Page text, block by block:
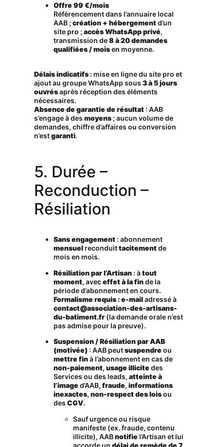
Offre 99 €/mois
Référencement dans l’annuaire local
AAB ;création + hébergementd’un
site pro ;accès WhatsApp privé,
transmission de8 à 20 demandes
qualifiées / moisen moyenne.
Délais indicatifs : mise en ligne du site pro et
ajout au groupe WhatsApp sous3 à 5 jours
ouvrésaprès réception des éléments
nécessaires.
Absence de garantie de résultat : AAB
s’engage à desmoyens ; aucun volume de
demandes, chiffre d’affaires ou conversion
n’estgaranti.
5. Durée –
Reconduction –
Résiliation
Sans engagement : abonnement
mensuel reconduittacitementde
mois en mois.
Résiliation par l’Artisan : àtout
moment, aveceffet à la finde la
période d’abonnement en cours.
Formalisme requis : e-mailadressé à
contact@association-des-artisans-
du-batiment.fr (la demande orale n’est
pas admise pour la preuve).
Suspension / Résiliation par AAB
(motivée) : AAB peutsuspendre ou
mettre finà l’abonnement en cas de
non-paiement,usage illicite des
Services ou des leads,atteinte à
l’image d’AAB,fraude,informations
inexactes,non-respect des loisou
desCGV.
Sauf urgence ou risque
manifeste (ex. fraude, contenu
illicite), AABnotifie l’Artisan et lui
accorde undélai de remède de 7